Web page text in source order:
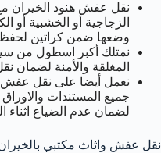
نقل عفش هنود الخيران
الزجاجية أو الخشبية أو
وضعها ضمن كراتين
نمتلك أكبر اسطول من
المغلقة والأمنة
نعمل أيضا على نقل عفش
جميع المستندات
لضمان عدم الضياع اثناء
نقل عفش واثاث مكتبي